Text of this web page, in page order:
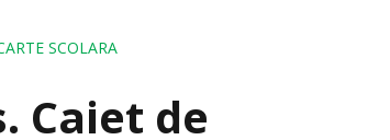
SCOLARA
Caiet de